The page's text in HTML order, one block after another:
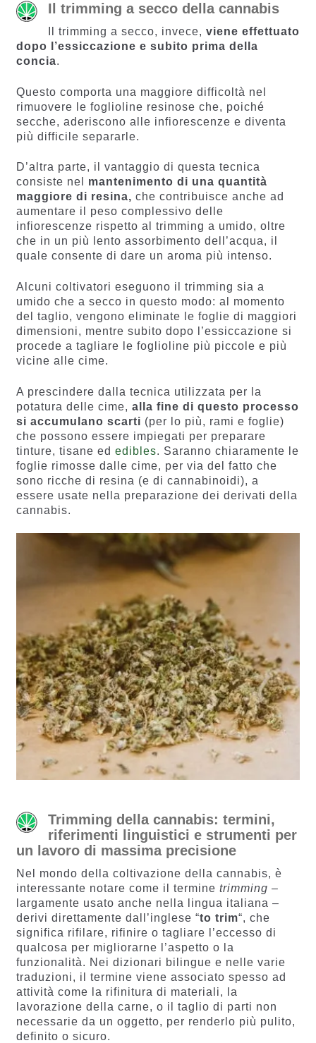
Il trimming a secco della cannabis
Il trimming a secco, invece, viene effettuato
dopo l’essiccazione e subito prima della
concia.
Questo comporta una maggiore difficoltà nel
rimuovere le foglioline resinose che, poiché
secche, aderiscono alle infiorescenze e diventa
più difficile separarle.
D’altra parte, il vantaggio di questa tecnica
consiste nel mantenimento di una quantità
maggiore di resina, che contribuisce anche ad
aumentare il peso complessivo delle
infiorescenze rispetto al trimming a umido, oltre
che in un più lento assorbimento dell’acqua, il
quale consente di dare un aroma più intenso.
Alcuni coltivatori eseguono il trimming sia a
umido che a secco in questo modo: al momento
del taglio, vengono eliminate le foglie di maggiori
dimensioni, mentre subito dopo l’essiccazione si
procede a tagliare le foglioline più piccole e più
vicine alle cime.
A prescindere dalla tecnica utilizzata per la
potatura delle cime, alla fine di questo processo
si accumulano scarti (per lo più, rami e foglie)
che possono essere impiegati per preparare
tinture, tisane ed edibles. Saranno chiaramente le
foglie rimosse dalle cime, per via del fatto che
sono ricche di resina (e di cannabinoidi), a
essere usate nella preparazione dei derivati della
cannabis.
Trimming della cannabis: termini,
riferimenti linguistici e strumenti per
un lavoro di massima precisione
Nel mondo della coltivazione della cannabis, è
interessante notare come il termine trimming –
largamente usato anche nella lingua italiana –
derivi direttamente dall’inglese “to trim“, che
significa rifilare, rifinire o tagliare l’eccesso di
qualcosa per migliorarne l’aspetto o la
funzionalità. Nei dizionari bilingue e nelle varie
traduzioni, il termine viene associato spesso ad
attività come la rifinitura di materiali, la
lavorazione della carne, o il taglio di parti non
necessarie da un oggetto, per renderlo più pulito,
definito o sicuro.